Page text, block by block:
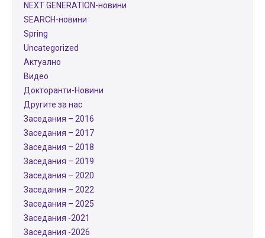
NEXT GENERATION-новини
SEARCH-новини
Spring
Uncategorized
Актуално
Видео
Докторанти-Новини
Другите за нас
Заседания – 2016
Заседания – 2017
Заседания – 2018
Заседания – 2019
Заседания – 2020
Заседания – 2022
Заседания – 2025
Заседания -2021
Заседания -2026